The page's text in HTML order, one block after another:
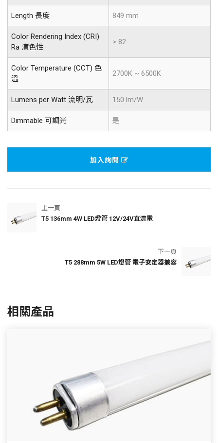
Length 長度 849 mm
Color Rendering Index (CRI)
Ra 演色性
> 82
Color Temperature (CCT) 色
溫
2700K ~ 6500K
Lumens per Watt 流明/瓦 150 lm/W
Dimmable 可調光 是
加入詢問
上一頁
T5 136mm 4W LED燈管 12V/24V直流電
下一頁
T5 288mm 5W LED燈管 電子安定器兼容
相關產品